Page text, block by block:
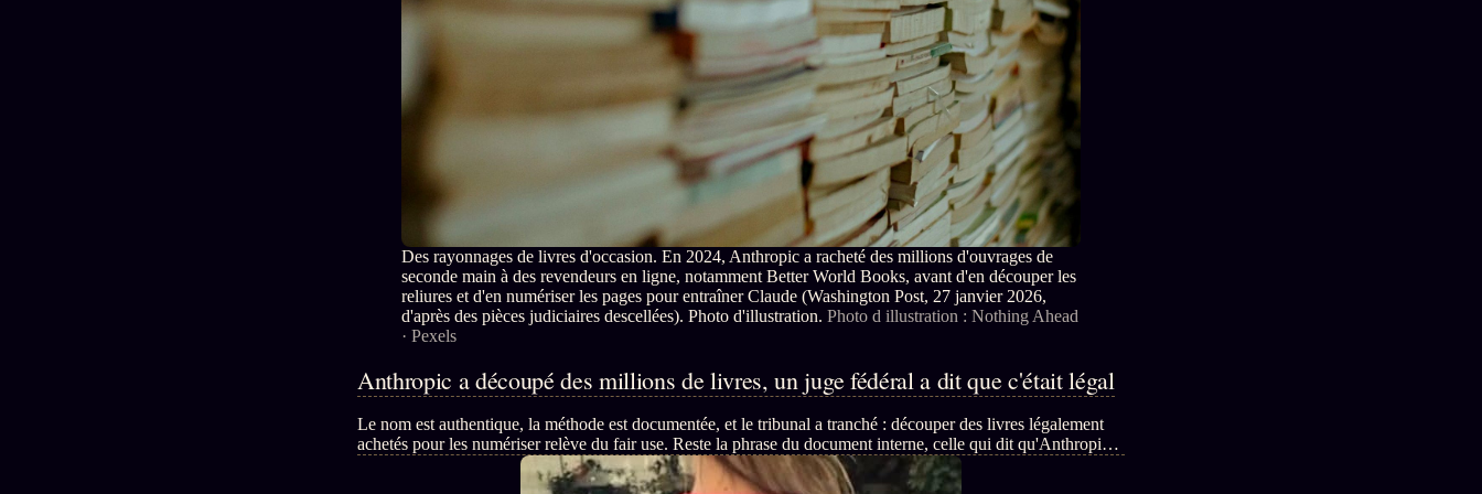
Des rayonnages de livres d'occasion. En 2024, Anthropic a racheté des millions d'ouvrages de
seconde main à des revendeurs en ligne, notamment Better World Books, avant d'en découper les
reliures et d'en numériser les pages pour entraîner Claude (Washington Post, 27 janvier 2026,
d'après des pièces judiciaires descellées). Photo d'illustration. Photo d illustration : Nothing Ahead
· Pexels
Anthropic a découpé des millions de livres, un juge fédéral a dit que c'était légal
Le nom est authentique, la méthode est documentée, et le tribunal a tranché : découper des livres légalement
achetés pour les numériser relève du fair use. Reste la phrase du document interne, celle qui dit qu'Anthropic
ne voulait pas que l'on sache qu'elle travaillait là-dessus.